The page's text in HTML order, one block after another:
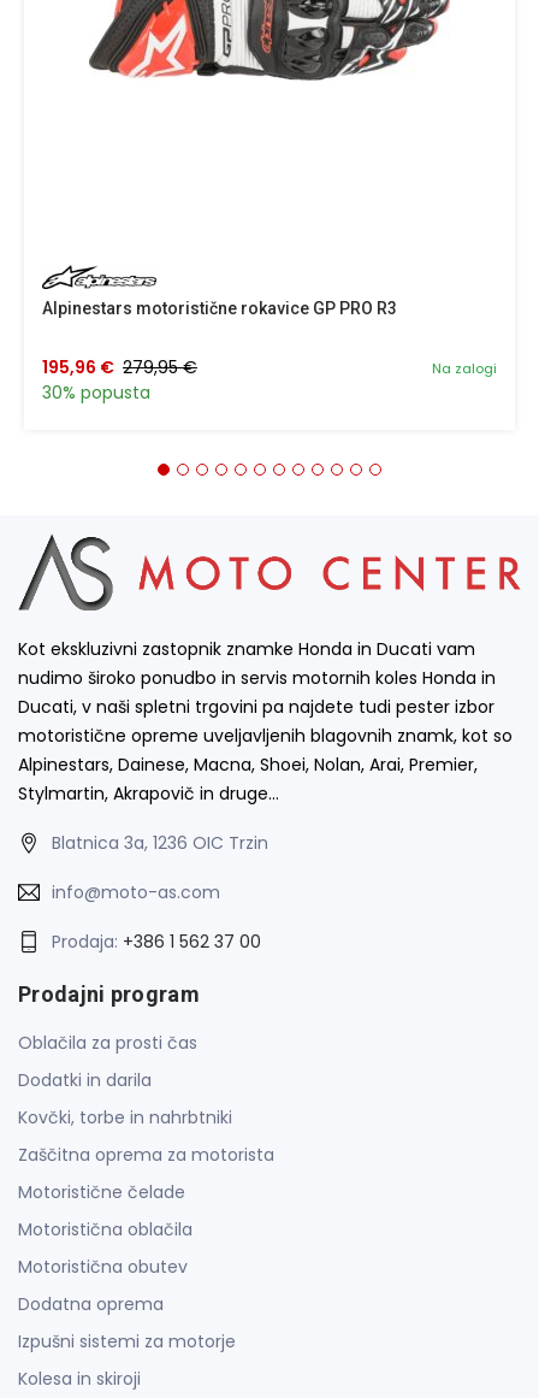
Alpinestars motoristične rokavice GP PRO R3
Na zalogi
195,96 € 279,95 €
30% popusta
Kot ekskluzivni zastopnik znamke Honda in Ducati vam
nudimo široko ponudbo in servis motornih koles Honda in
Ducati, v naši spletni trgovini pa najdete tudi pester izbor
motoristične opreme uveljavljenih blagovnih znamk, kot so
Alpinestars, Dainese, Macna, Shoei, Nolan, Arai, Premier,
Stylmartin, Akrapovič in druge…
Blatnica 3a, 1236 OIC Trzin
info@moto-as.com
Prodaja: +386 1 562 37 00
Prodajni program
Oblačila za prosti čas
Dodatki in darila
Kovčki, torbe in nahrbtniki
Zaščitna oprema za motorista
Motoristične čelade
Motoristična oblačila
Motoristična obutev
Dodatna oprema
Izpušni sistemi za motorje
Kolesa in skiroji